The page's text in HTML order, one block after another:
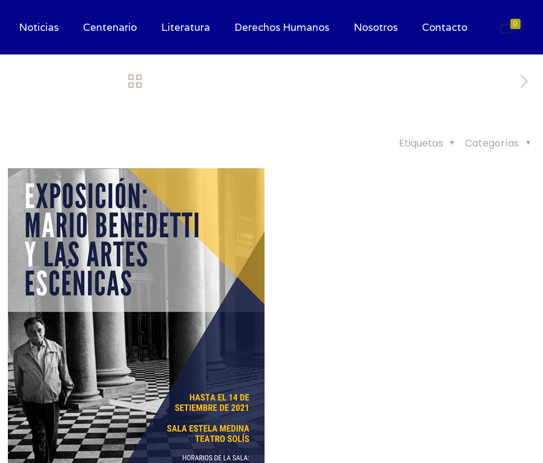
Noticias Centenario Literatura Derechos Humanos Nosotros Contacto 0
Categorías
Etiquetas